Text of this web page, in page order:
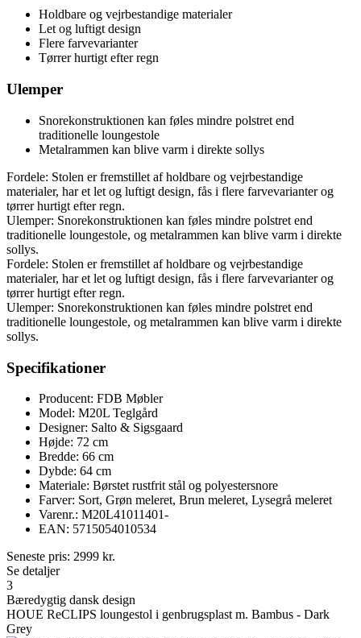
Holdbare og vejrbestandige materialer
Let og luftigt design
Flere farvevarianter
Tørrer hurtigt efter regn
Ulemper
Snorekonstruktionen kan føles mindre polstret end
traditionelle loungestole
Metalrammen kan blive varm i direkte sollys
Fordele: Stolen er fremstillet af holdbare og vejrbestandige
materialer, har et let og luftigt design, fås i flere farvevarianter og
tørrer hurtigt efter regn.
Ulemper: Snorekonstruktionen kan føles mindre polstret end
traditionelle loungestole, og metalrammen kan blive varm i direkte
sollys.
Fordele: Stolen er fremstillet af holdbare og vejrbestandige
materialer, har et let og luftigt design, fås i flere farvevarianter og
tørrer hurtigt efter regn.
Ulemper: Snorekonstruktionen kan føles mindre polstret end
traditionelle loungestole, og metalrammen kan blive varm i direkte
sollys.
Specifikationer
Producent: FDB Møbler
Model: M20L Teglgård
Designer: Salto & Sigsgaard
Højde: 72 cm
Bredde: 66 cm
Dybde: 64 cm
Materiale: Børstet rustfrit stål og polyester­snore
Farver: Sort, Grøn meleret, Brun meleret, Lysegrå meleret
Varenr.: M20L41011401-
EAN: 5715054010534
Seneste pris: 2999 kr.
Se detaljer
3
Bæredygtig dansk design
HOUE ReCLIPS loungestol i genbrugsplast m. Bambus - Dark
Grey